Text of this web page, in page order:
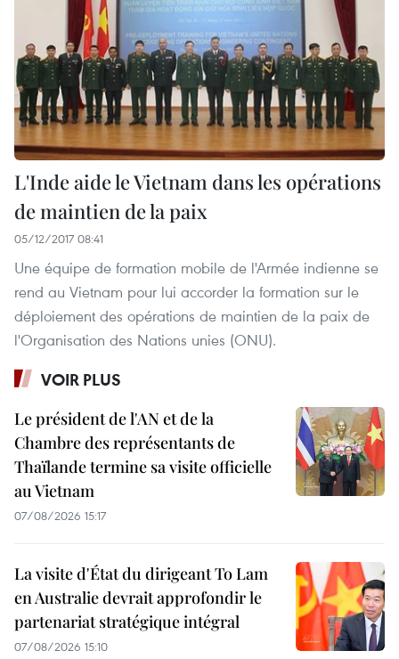
L'Inde aide le Vietnam dans les opérations
de maintien de la paix
05/12/2017 08:41
Une équipe de formation mobile de l'Armée indienne se
rend au Vietnam pour lui accorder la formation sur le
déploiement des opérations de maintien de la paix de
l'Organisation des Nations unies (ONU).
VOIR PLUS
Le président de l'AN et de la
Chambre des représentants de
Thaïlande termine sa visite officielle
au Vietnam
07/08/2026 15:17
La visite d'État du dirigeant To Lam
en Australie devrait approfondir le
partenariat stratégique intégral
07/08/2026 15:10